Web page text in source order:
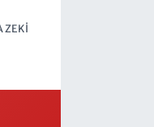
ZEKİ